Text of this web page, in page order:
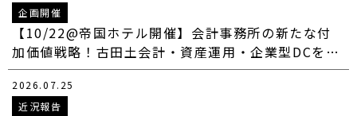
企画開催
【10/22@帝国ホテル開催】会計事務所の新たな付
加価値戦略！古田土会計・資産運用・企業型DCを…
2026.07.25
近況報告